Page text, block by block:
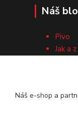
Náš
Pivo
Jak a
Náš e-shop a